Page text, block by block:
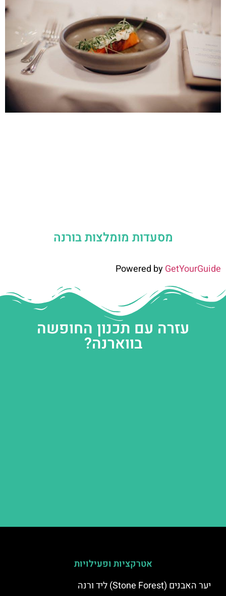
מסעדות מומלצות בורנה
Powered byGetYourGuide
עזרה עם תכנון החופשה
בווארנה?
אטרקציות ופעילויות
יער האבנים (Stone Forest) ליד ורנה